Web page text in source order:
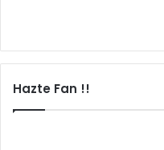
Hazte Fan !!